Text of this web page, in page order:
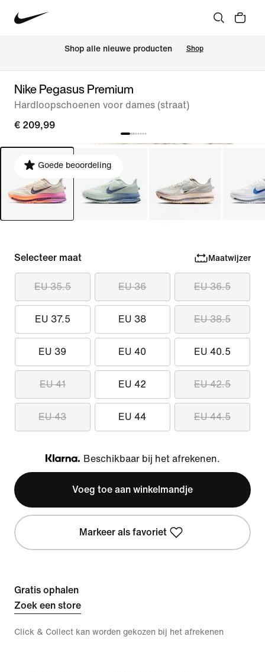
Shop alle nieuwe producten Shop
Nike Pegasus Premium
Hardloopschoenen voor dames (straat)
€ 209,99
Goede beoordeling
Selecteer maat Maatwijzer
EU 35.5 EU 36 EU 36.5
EU 37.5 EU 38 EU 38.5
EU 39 EU 40 EU 40.5
EU 41 EU 42 EU 42.5
EU 43 EU 44 EU 44.5
Klarna
Beschikbaar bij het afrekenen.
Voeg toe aan winkelmandje
Markeer als favoriet
Gratis ophalen
Zoek een store
Click & Collect kan worden gekozen bij het afrekenen